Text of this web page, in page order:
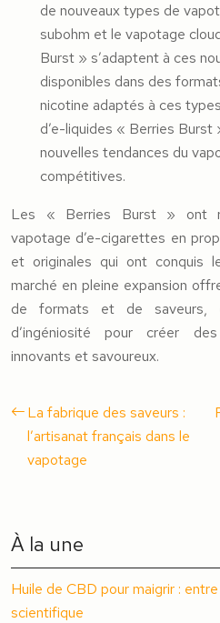
de nouveaux types de
subohm et le vapotage
Burst » s’adaptent à ces
disponibles dans des
nicotine adaptés à ces
d’e-liquides « Berries Burst
nouvelles tendances du
compétitives.
Les « Berries Burst » ont
vapotage d’e-cigarettes en
et originales qui ont conquis
marché en pleine expansion
de formats et de saveurs,
d’ingéniosité pour créer
innovants et savoureux.
La fabrique des saveurs :
l’artisanat français dans le
vapotage
À la une
Huile de CBD pour maigrir :
scientifique